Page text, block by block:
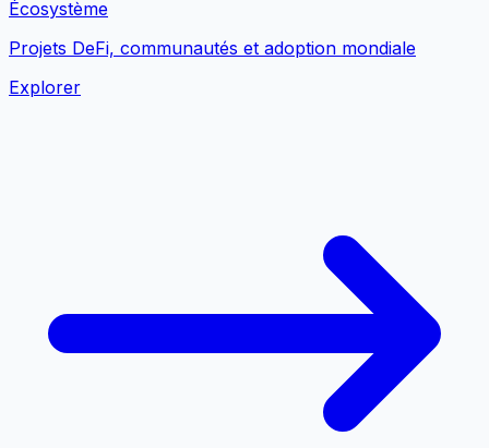
Écosystème
Projets DeFi, communautés et adoption mondiale
Explorer